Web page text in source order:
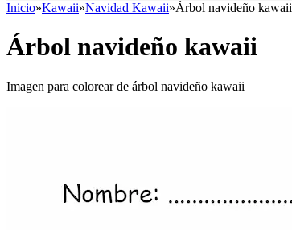
Inicio»Kawaii»Navidad Kawaii»Árbol navideño kawaii
Árbol navideño kawaii
Imagen para colorear de árbol navideño kawaii